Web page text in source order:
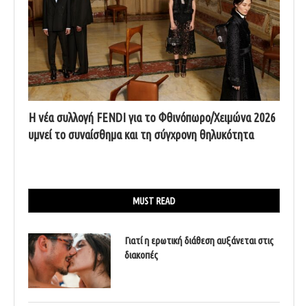
Η νέα συλλογή FENDI για το Φθινόπωρο/Χειμώνα 2026
υμνεί το συναίσθημα και τη σύγχρονη θηλυκότητα
MUST READ
Γιατί η ερωτική διάθεση αυξάνεται στις
διακοπές